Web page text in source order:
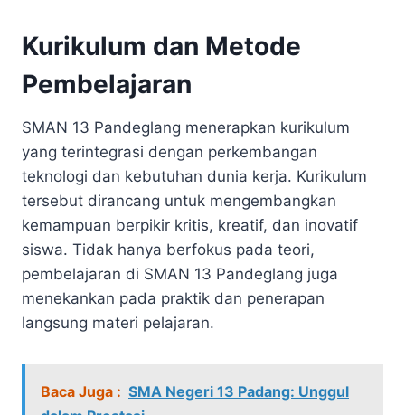
Kurikulum dan Metode
Pembelajaran
SMAN 13 Pandeglang menerapkan kurikulum
yang terintegrasi dengan perkembangan
teknologi dan kebutuhan dunia kerja. Kurikulum
tersebut dirancang untuk mengembangkan
kemampuan berpikir kritis, kreatif, dan inovatif
siswa. Tidak hanya berfokus pada teori,
pembelajaran di SMAN 13 Pandeglang juga
menekankan pada praktik dan penerapan
langsung materi pelajaran.
Baca Juga : SMA Negeri 13 Padang: Unggul